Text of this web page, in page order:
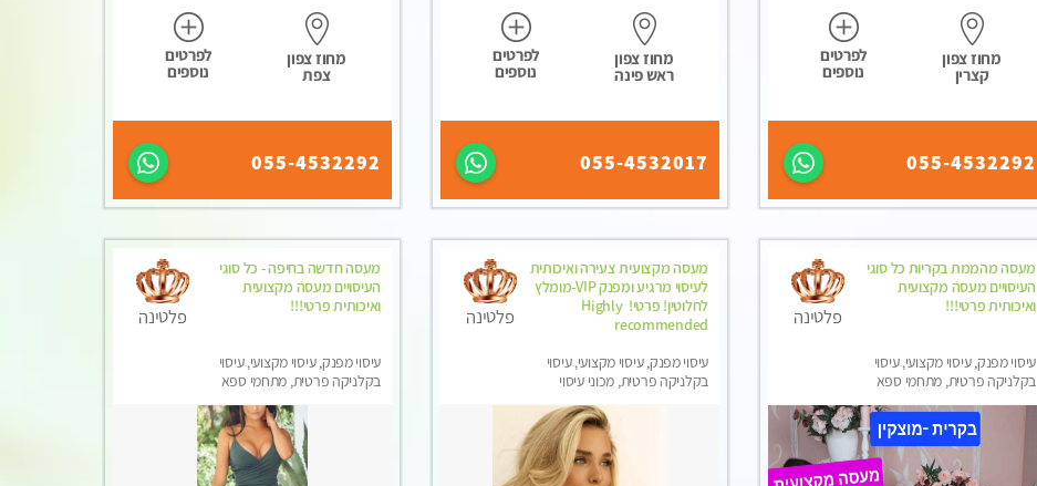
מחוז צפון
קצרין
לפרטים
נוספים
055-4532292
מחוז צפון
ראש פינה
לפרטים
נוספים
055-4532017
מחוז צפון
צפת
לפרטים
נוספים
055-4532292
מעסה מהממת בקריות כל סוגי
העיסויים מעסה מקצועית
ואיכותית פרטי!!!
עיסוי מפנק, עיסוי מקצועי, עיסוי
בקלניקה פרטית, מתחמי ספא
פלטינה
מעסה מקצועית צעירה ואיכותית
לעיסוי מרגיע ומפנק VIP-מומלץ
לחלוטין! פרטי! ​​​​​​ Highly
recommended
עיסוי מפנק, עיסוי מקצועי, עיסוי
בקלניקה פרטית, מכוני עיסוי
פלטינה
מעסה חדשה בחיפה - כל סוגי
העיסויים מעסה מקצועית
ואיכותית פרטי!!!
עיסוי מפנק, עיסוי מקצועי, עיסוי
בקלניקה פרטית, מתחמי ספא
פלטינה